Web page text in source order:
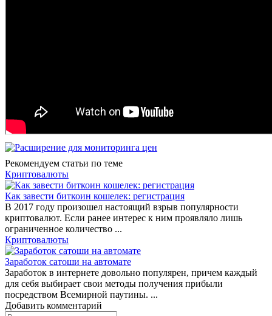
Рекомендуем статьи по теме
Криптовалюты
Как завести биткоин кошелек: регистрация
В 2017 году произошел настоящий взрыв популярности
криптовалют. Если ранее интерес к ним проявляло лишь
ограниченное количество ...
Криптовалюты
Заработок сатоши на автомате
Заработок в интернете довольно популярен, причем каждый
для себя выбирает свои методы получения прибыли
посредством Всемирной паутины. ...
Добавить комментарий